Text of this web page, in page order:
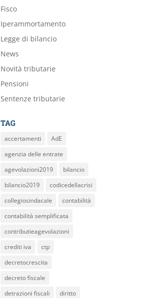
Fisco
Iperammortamento
Legge di bilancio
News
Novità tributarie
Pensioni
Sentenze tributarie
TAG
accertamenti
AdE
agenzia delle entrate
agevolazioni2019
bilancio
bilancio2019
codicedellacrisi
collegiosindacale
contabilità
contabilità semplificata
contributieagevolazioni
crediti iva
ctp
decretocrescita
decreto fiscale
detrazioni fiscali
diritto